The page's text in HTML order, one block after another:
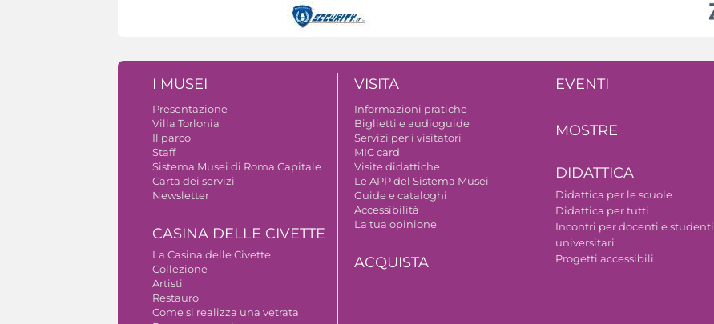
I MUSEI
Presentazione
Villa Torlonia
Il parco
Staff
Sistema Musei di Roma Capitale
Carta dei servizi
Newsletter
CASINA DELLE CIVETTE
La Casina delle Civette
Collezione
Artisti
Restauro
Come si realizza una vetrata
VISITA
Informazioni pratiche
Biglietti e audioguide
Servizi per i visitatori
MIC card
Visite didattiche
Le APP del Sistema Musei
Guide e cataloghi
Accessibilità
La tua opinione
ACQUISTA
EVENTI
MOSTRE
DIDATTICA
Didattica per le scuole
Didattica per tutti
Incontri per docenti e studenti
universitari
Progetti accessibili